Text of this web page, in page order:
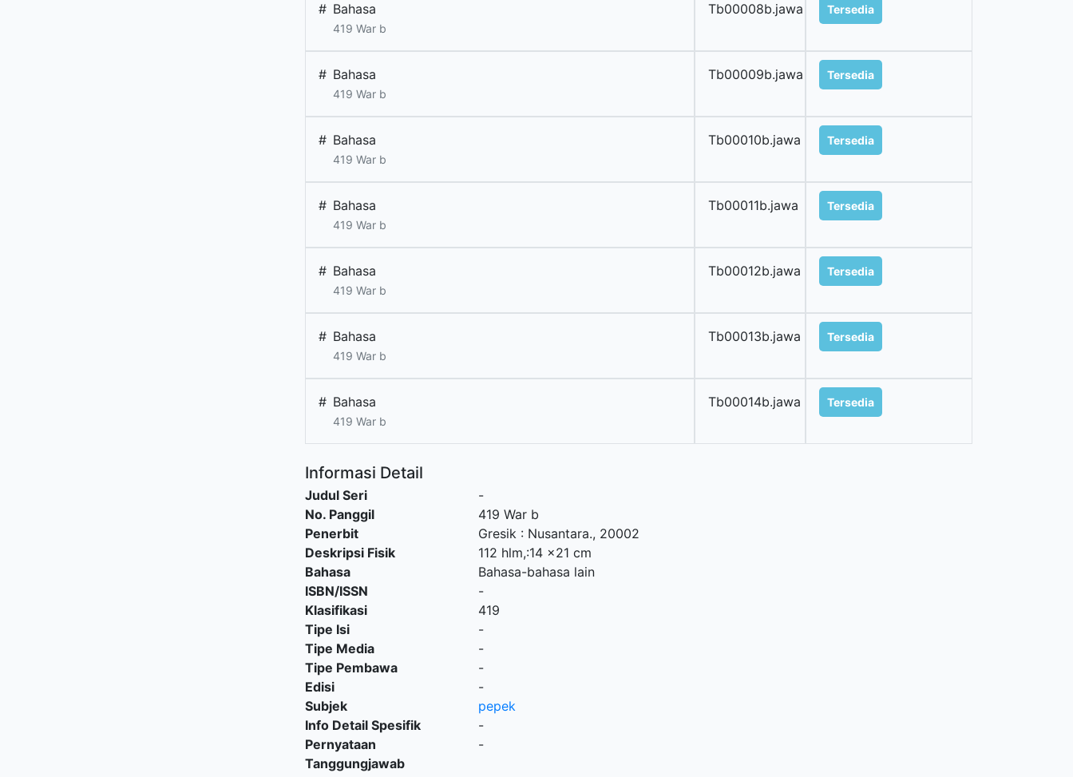
# Bahasa
419 War b
Tb00008b.jawa Tersedia
# Bahasa
419 War b
Tb00009b.jawa Tersedia
# Bahasa
419 War b
Tb00010b.jawa Tersedia
# Bahasa
419 War b
Tb00011b.jawa Tersedia
# Bahasa
419 War b
Tb00012b.jawa Tersedia
# Bahasa
419 War b
Tb00013b.jawa Tersedia
# Bahasa
419 War b
Tb00014b.jawa Tersedia
Informasi Detail
Judul Seri
-
No. Panggil
419 War b
Penerbit
Gresik: Nusantara., 20002
Deskripsi Fisik
112 hlm,:14 x21 cm
Bahasa
Bahasa-bahasa lain
ISBN/ISSN
-
Klasifikasi
419
Tipe Isi
-
Tipe Media
-
Tipe Pembawa
-
Edisi
-
Subjek
pepek
Info Detail Spesifik
-
Pernyataan
Tanggungjawab
-